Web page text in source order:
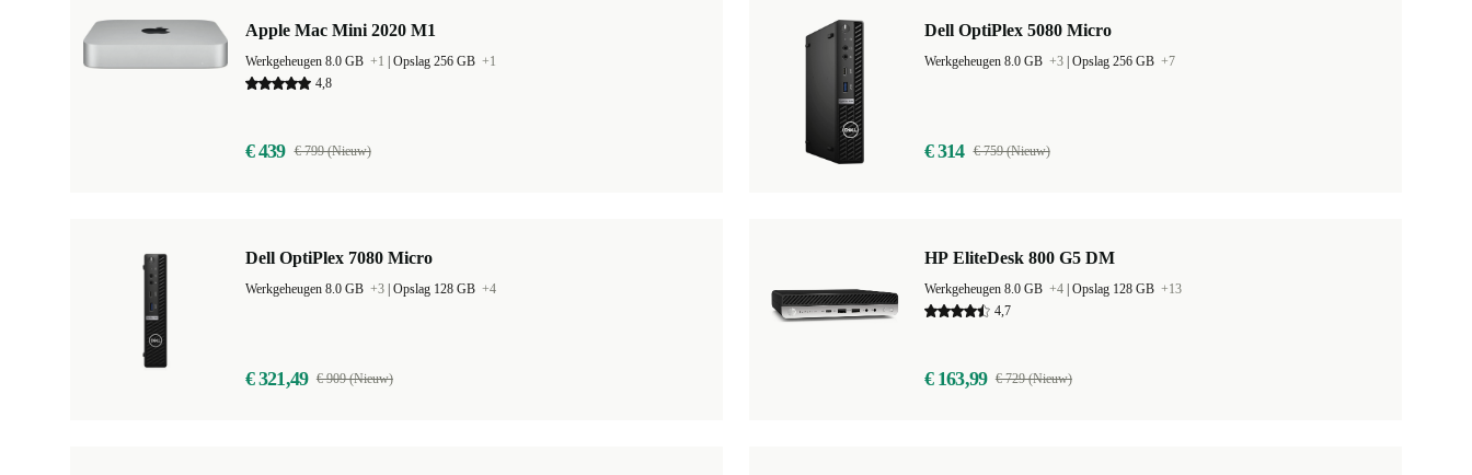
Apple Mac Mini 2020 M1
Werkgeheugen 8.0 GB +1 Opslag 256 GB +1
4,8
€ 439 € 799 (Nieuw)
Dell OptiPlex 5080 Micro
Werkgeheugen 8.0 GB +3 Opslag 256 GB +7
€ 314 € 759 (Nieuw)
Dell OptiPlex 7080 Micro
Werkgeheugen 8.0 GB +3 Opslag 128 GB +4
€ 321,49 € 909 (Nieuw)
HP EliteDesk 800 G5 DM
Werkgeheugen 8.0 GB +4 Opslag 128 GB +13
4,7
€ 163,99 € 729 (Nieuw)